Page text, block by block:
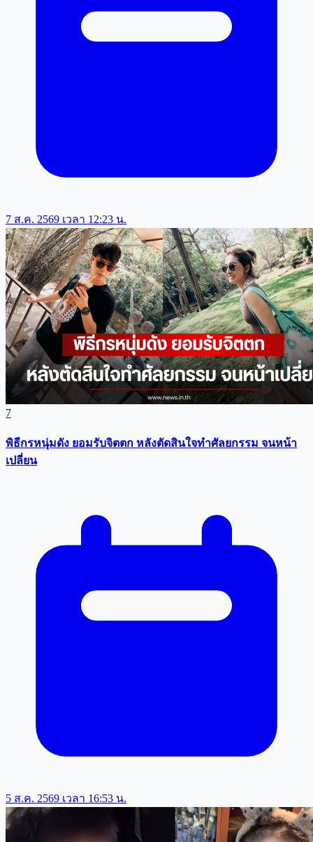
7 ส.ค. 2569 เวลา 12:23 น.
7
พิธีกรหนุ่มดัง ยอมรับจิตตก หลังตัดสินใจทำศัลยกรรม จนหน้า
เปลี่ยน
5 ส.ค. 2569 เวลา 16:53 น.